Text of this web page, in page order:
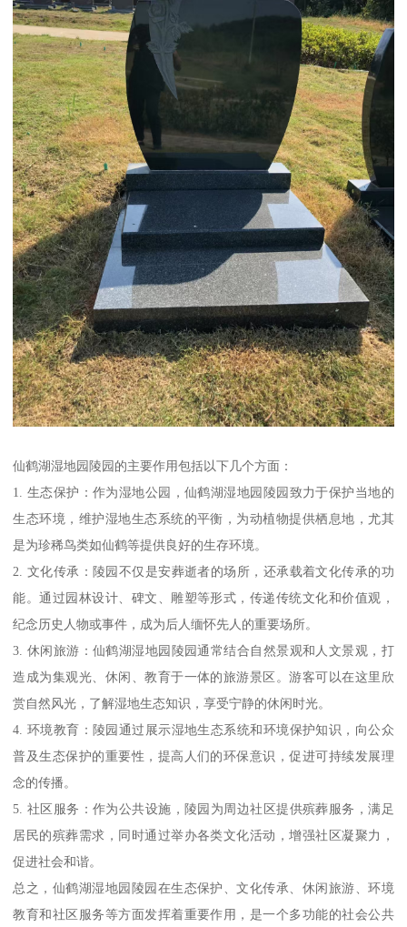
仙鹤湖湿地园陵园的主要作用包括以下几个方面：
1. 生态保护：作为湿地公园，仙鹤湖湿地园陵园致力于保护当地的
生态环境，维护湿地生态系统的平衡，为动植物提供栖息地，尤其
是为珍稀鸟类如仙鹤等提供良好的生存环境。
2. 文化传承：陵园不仅是安葬逝者的场所，还承载着文化传承的功
能。通过园林设计、碑文、雕塑等形式，传递传统文化和价值观，
纪念历史人物或事件，成为后人缅怀先人的重要场所。
3. 休闲旅游：仙鹤湖湿地园陵园通常结合自然景观和人文景观，打
造成为集观光、休闲、教育于一体的旅游景区。游客可以在这里欣
赏自然风光，了解湿地生态知识，享受宁静的休闲时光。
4. 环境教育：陵园通过展示湿地生态系统和环境保护知识，向公众
普及生态保护的重要性，提高人们的环保意识，促进可持续发展理
念的传播。
5. 社区服务：作为公共设施，陵园为周边社区提供殡葬服务，满足
居民的殡葬需求，同时通过举办各类文化活动，增强社区凝聚力，
促进社会和谐。
总之，仙鹤湖湿地园陵园在生态保护、文化传承、休闲旅游、环境
教育和社区服务等方面发挥着重要作用，是一个多功能的社会公共